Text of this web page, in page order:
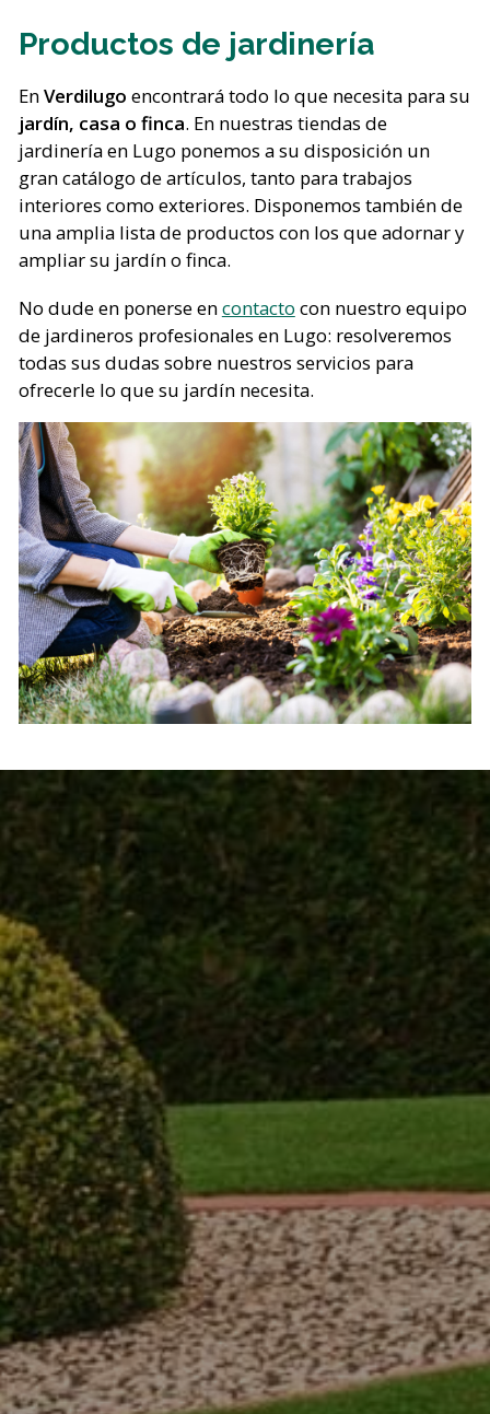
Productos de jardinería
EnVerdilugo encontrará todo lo que necesita para su
jardín, casa o finca. En nuestras tiendas de
jardinería en Lugo ponemos a su disposición un
gran catálogo de artículos, tanto para trabajos
interiores como exteriores. Disponemos también de
una amplia lista de productos con los que adornar y
ampliar su jardín o finca.
No dude en ponerse encontacto con nuestro equipo
de jardineros profesionales en Lugo: resolveremos
todas sus dudas sobre nuestros servicios para
ofrecerle lo que su jardín necesita.